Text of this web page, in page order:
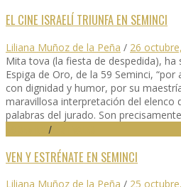
EL CINE ISRAELÍ TRIUNFA EN SEMINCI
Liliana Muñoz de la Peña / 26
Mita tova (la fiesta de despedida), ha
Espiga de Oro, de la 59 Seminci,
con dignidad y humor, por su
maravillosa interpretación del elenco
palabras del jurado. Son
/
VEN Y ESTRÉNATE EN SEMINCI
Liliana Muñoz de la Peña / 25